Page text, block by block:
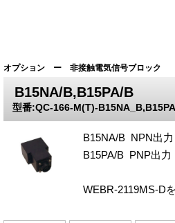
オプション ー 非接触電気信号ブロック
B15NA/B,B15PA/B
型番:QC-166-M(T)-
B15NA/B NPN出力
B15PA/B PNP出力
WEBR-2119MS-D